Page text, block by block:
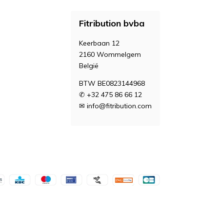
Fitribution bvba
Keerbaan 12
2160 Wommelgem
België
BTW BE0823144968
✆ +32 475 86 66 12
✉ info@fitribution.com